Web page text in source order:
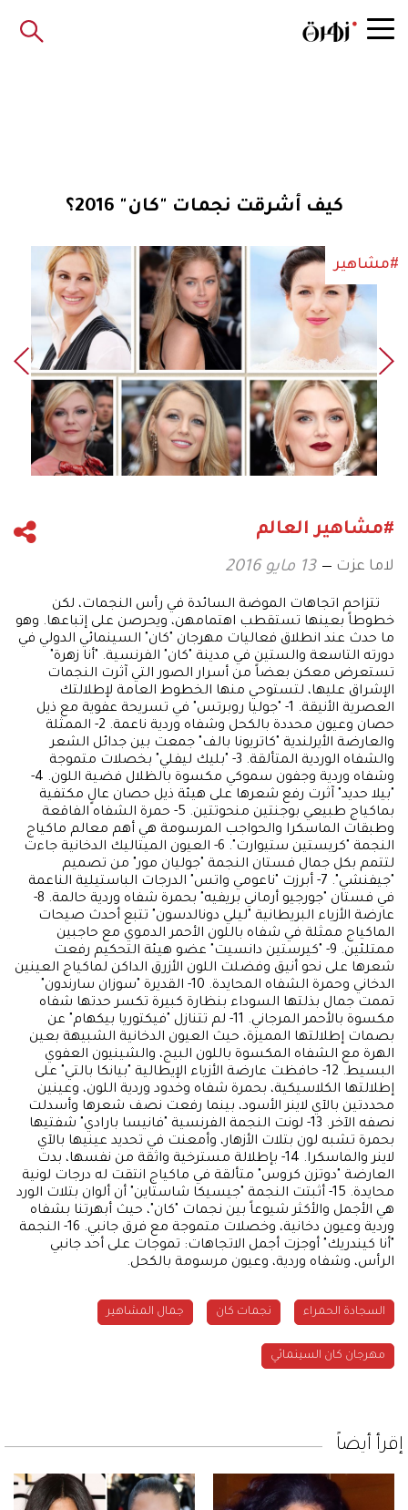
كيف أشرقت نجمات "كان" 2016؟
#مشاهير
#مشاهير العالم
لاما عزت 13 مايو 2016
تتزاحم اتجاهات الموضة السائدة في رأس النجمات، لكن
خطوطاً بعينها تستقطب اهتمامهن، ويحرصن على إتباعها. وهو
ما حدث عند انطلاق فعاليات مهرجان "كان" السينمائي الدولي في
دورته التاسعة والستين في مدينة "كان" الفرنسية. "أنا زهرة"
تستعرض معكن بعضاً من أسرار الصور التي آثرت النجمات
الإشراق عليها، لتستوحي منها الخطوط العامة لإطلالتك
العصرية الأنيقة. 1- "جوليا روبرتس" في تسريحة عفوية مع ذيل
حصان وعيون محددة بالكحل وشفاه وردية ناعمة. 2- الممثلة
والعارضة الأيرلندية "كاتريونا بالف" جمعت بين جدائل الشعر
والشفاه الوردية المتألقة. 3- "بليك ليفلي" بخصلات متموجة
وشفاه وردية وجفون سموكي مكسوة بالظلال فضية اللون. 4-
"بيلا حديد" آثرت رفع شعرها على هيئة ذيل حصان عالٍ مكتفية
بماكياج طبيعي بوجنتين منحوتتين. 5- حمرة الشفاه الفاقعة
وطبقات الماسكرا والحواجب المرسومة هي أهم معالم ماكياج
النجمة "كريستين ستيوارت". 6- العيون الميتاليك الدخانية جاءت
لتتمم بكل جمال فستان النجمة "جوليان مور" من تصميم
"جيفنشي". 7- أبرزت "ناعومي واتس" الدرجات الباستيلية الناعمة
في فستان "جورجيو أرماني بريفيه" بحمرة شفاه وردية حالمة. 8-
عارضة الأزياء البريطانية "ليلي دونالدسون" تتبع أحدث صيحات
الماكياج ممثلة في شفاه باللون الأحمر الدموي مع حاجبين
ممتلئين. 9- "كيرستين دانسيت" عضو هيئة التحكيم رفعت
شعرها على نحو أنيق وفضلت اللون الأزرق الداكن لماكياج العينين
الدخاني وحمرة الشفاه المحايدة. 10- القديرة "سوزان سارندون"
تممت جمال بذلتها السوداء بنظارة كبيرة تكسر حدتها شفاه
مكسوة بالأحمر المرجاني. 11- لم تتنازل "فيكتوريا بيكهام" عن
بصمات إطلالتها المميزة، حيث العيون الدخانية الشبيهة بعين
الهرة مع الشفاه المكسوة باللون البيج، والشينيون العفوي
البسيط. 12- حافظت عارضة الأزياء الإيطالية "بيانكا بالتي" على
إطلالتها الكلاسيكية، بحمرة شفاه وخدود وردية اللون، وعينين
محددتين بالآي لاينر الأسود، بينما رفعت نصف شعرها وأسدلت
نصفه الآخر. 13- لونت النجمة الفرنسية "فانيسا بارادي" شفتيها
بحمرة تشبه لون بتلات الأزهار، وأمعنت في تحديد عينيها بالآي
لاينر والماسكرا. 14- بإطلالة مسترخية واثقة من نفسها، بدت
العارضة "دوتزن كروس" متألقة في ماكياج انتقت له درجات لونية
محايدة. 15- أثبتت النجمة "جيسيكا شاستاين" أن ألوان بتلات الورد
هي الأجمل والأكثر شيوعاً بين نجمات "كان"، حيث أبهرتنا بشفاه
وردية وعيون دخانية، وخصلات متموجة مع فرق جانبي. 16- النجمة
"أنا كيندريك" أوجزت أجمل الاتجاهات: تموجات على أحد جانبي
الرأس، وشفاه وردية، وعيون مرسومة بالكحل.
السجادة الحمراء نجمات كان جمال المشاهير
مهرجان كان السينمائي
إقرأ أيضاً